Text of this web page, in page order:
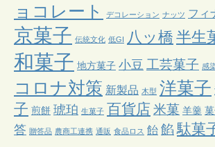
ョコレート
デコレーション ナッツ フィ
京菓子 伝統文化 低GI 八ッ橋 半生
和菓子 地方菓子 小豆 工芸菓子 感
コロナ対策 新製品 木型 洋菓子
子 煎餅 琥珀 生菓子 百貨店 米菓 羊羹
答 贈答品 農商工連携 通販 食品ロス 飴 餡 駄菓